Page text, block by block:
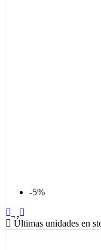
-5%
Últimas unidades en